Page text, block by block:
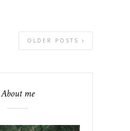
OLDER POSTS
About me